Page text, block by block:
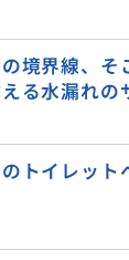
境界線、
える水漏れの
トイレット